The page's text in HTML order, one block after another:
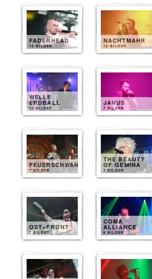
FADERHEAD
10 BILDER
NACHTMAHR
10 BILDER
WELLE
ERDBALL
10 BILDER
JANUS
7 BILDER
FEUERSCHWANZ
7 BILDER
THE BEAUTY
OF GEMINA
7 BILDER
OST+FRONT
7 BILDER
COMA
ALLIANCE
6 BILDER